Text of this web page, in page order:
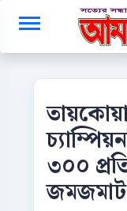
৩০০
জমজমাট